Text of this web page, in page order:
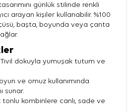
günlük stilinde renkli
arayan kişiler kullanabilir. %100
başta, boyunda veya çanta
dokuyla yumuşak tutum ve
ve omuz kullanımında
sunar.
tonlu kombinlere canlı, sade ve